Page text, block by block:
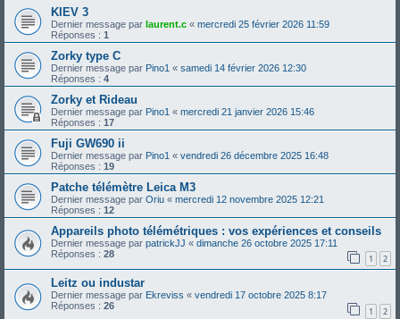
KIEV 3
Dernier message par laurent.c « mercredi 25 février 2026 11:59
Réponses : 1
Zorky type C
Dernier message par Pino1 « samedi 14 février 2026 12:30
Réponses : 4
Zorky et Rideau
Dernier message par Pino1 « mercredi 21 janvier 2026 15:46
Réponses : 17
Fuji GW690 ii
Dernier message par Pino1 « vendredi 26 décembre 2025 16:48
Réponses : 19
Patche télémètre Leica M3
Dernier message par Oriu « mercredi 12 novembre 2025 12:21
Réponses : 12
Appareils photo télémétriques : vos expériences et conseils
Dernier message par patrickJJ « dimanche 26 octobre 2025 17:11
Réponses : 28 1 2
Leitz ou industar
Dernier message par Ekreviss « vendredi 17 octobre 2025 8:17
Réponses : 26 1 2